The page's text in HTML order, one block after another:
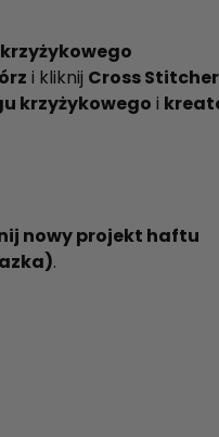
i kliknij Cross Stitcher
krzyżykowego i
nowy projekt haftu
.